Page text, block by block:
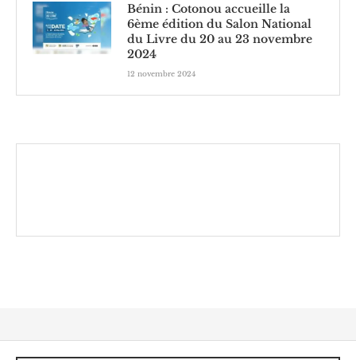
Bénin : Cotonou accueille la
6ème édition du Salon National
du Livre du 20 au 23 novembre
2024
12 novembre 2024